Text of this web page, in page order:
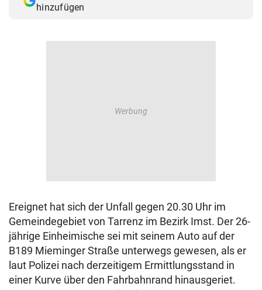
hinzufügen
Ereignet hat sich der Unfall gegen 20.30 Uhr im
Gemeindegebiet von Tarrenz im Bezirk Imst. Der 26-
jährige Einheimische sei mit seinem Auto auf der
B189 Mieminger Straße unterwegs gewesen, als er
laut Polizei nach derzeitigem Ermittlungsstand in
einer Kurve über den Fahrbahnrand hinausgeriet.